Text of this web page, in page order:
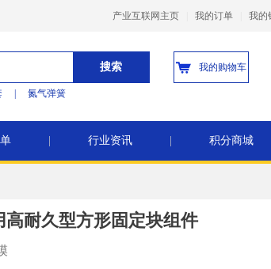
产业互联网主页 我的订单 我的
搜索
氮气弹簧
我的购物车
行业资讯 积分商城
高耐久型方形固定块组件